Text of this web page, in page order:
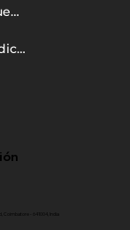
Preguntas frecuentes
Términos y condiciones
Coimbatore - 641004, India